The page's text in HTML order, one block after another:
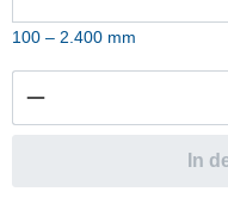
100 – 2.400 mm
Produkt Anzahl:
In